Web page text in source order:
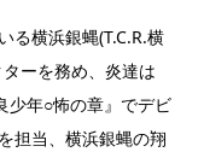
る横浜銀蝿(T.C.R.横
ーを務め、炎達は
少年○怖の章』でデビ
担当、横浜銀蝿の翔